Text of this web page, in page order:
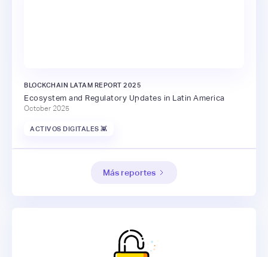
BLOCKCHAIN LATAM REPORT 2025
Ecosystem and Regulatory Updates in Latin America
October 2025
ACTIVOS DIGITALES 👾
Más reportes